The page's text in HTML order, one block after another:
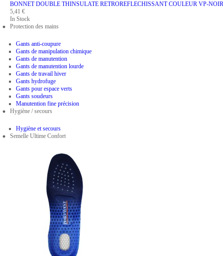
BONNET DOUBLE THINSULATE RETROREFLECHISSANTCOULEUR VP-NOIR
5,41 €
In Stock
Protection des mains
Gants anti-coupure
Gants de manipulation chimique
Gants de manutention
Gants de manutention lourde
Gants de travail hiver
Gants hydrofuge
Gants pour espace verts
Gants soudeurs
Manutention fine précision
Hygiène / secours
Hygiène et secours
Semelle Ultime Confort